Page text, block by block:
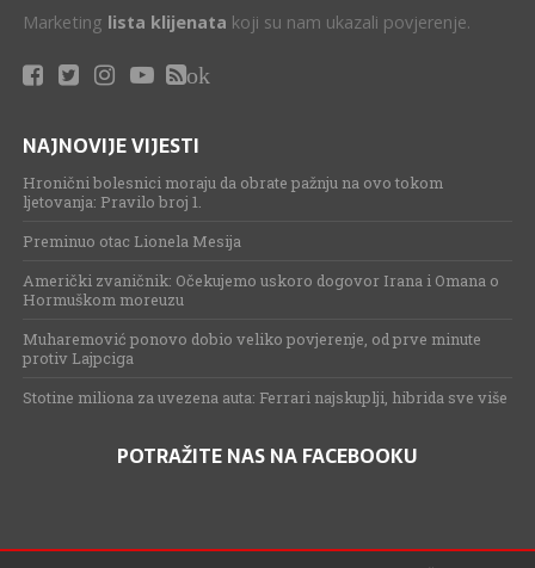
Marketing lista klijenata koji su nam ukazali povjerenje.
ok
NAJNOVIJE VIJESTI
Hronični bolesnici moraju da obrate pažnju na ovo tokom
ljetovanja: Pravilo broj 1.
Preminuo otac Lionela Mesija
Američki zvaničnik: Očekujemo uskoro dogovor Irana i Omana o
Hormuškom moreuzu
Muharemović ponovo dobio veliko povjerenje, od prve minute
protiv Lajpciga
Stotine miliona za uvezena auta: Ferrari najskuplji, hibrida sve više
POTRAŽITE NAS NA FACEBOOKU